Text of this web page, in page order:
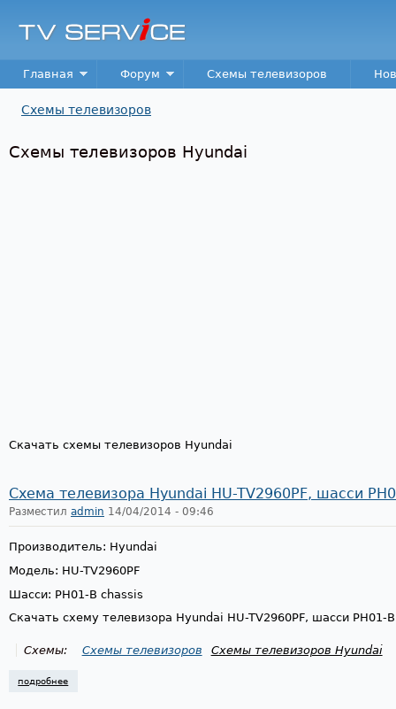
TV
Service
Main menu
Главная Форум Схемы телевизоров
Схемы телевизоров
Схемы телевизоров Hyundai
Скачать схемы телевизоров Hyundai
Схема телевизора Hyundai HU-TV2960PF, шасси
Разместил admin 14/04/2014 - 09:46
Производитель: Hyundai
Модель: HU-TV2960PF
Шасси: PH01-B chassis
Скачать схему телевизора Hyundai HU-TV2960PF, шасси PH01-
Схемы: Схемы телевизоров Схемы телевизоров Hyundai
подробнее